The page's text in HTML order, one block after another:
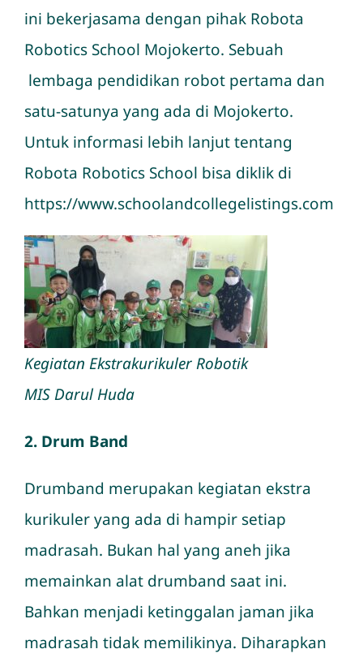
ini bekerjasama dengan pihak Robota
Robotics School Mojokerto. Sebuah
lembaga pendidikan robot pertama dan
satu-satunya yang ada di Mojokerto.
Untuk informasi lebih lanjut tentang
Robota Robotics School bisa diklik di
https://www.schoolandcollegelistings.com
Kegiatan Ekstrakurikuler Robotik
MIS Darul Huda
2. Drum Band
Drumband merupakan kegiatan ekstra
kurikuler yang ada di hampir setiap
madrasah. Bukan hal yang aneh jika
memainkan alat drumband saat ini.
Bahkan menjadi ketinggalan jaman jika
madrasah tidak memilikinya. Diharapkan